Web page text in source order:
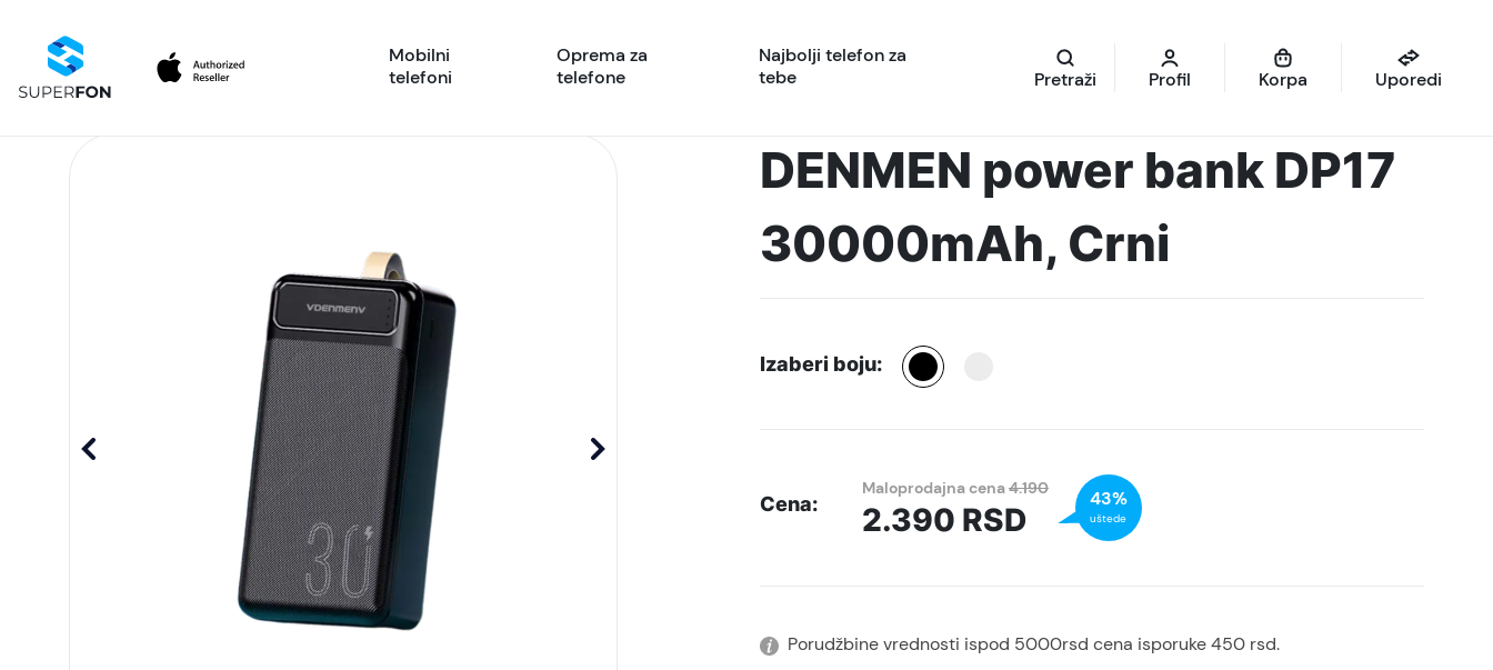
Mobilni
telefoni
Oprema za
telefone
Najbolji telefon za
tebe
Pretraži Profil Korpa Uporedi
DENMEN power bank DP17
30000mAh, Crni
Izaberi boju:
Cena:
Maloprodajna cena4.190
2.390 RSD
43%
uštede
Porudžbine vrednosti ispod 5000rsd cena isporuke 450 rsd.